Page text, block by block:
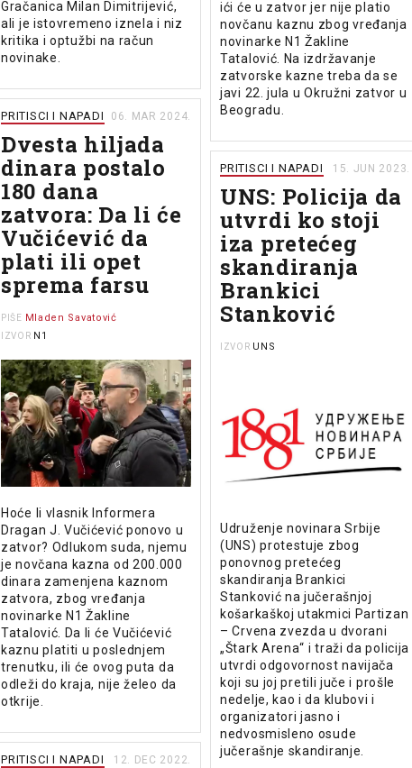
Gračanica Milan Dimitrijević,
ali je istovremeno iznela i niz
kritika i optužbi na račun
novinake.
ići će u zatvor jer nije platio
novčanu kaznu zbog vređanja
novinarke N1 Žakline
Tatalović. Na izdržavanje
zatvorske kazne treba da se
javi 22. jula u Okružni zatvor u
Beogradu.
PRITISCI I NAPADI 06. MAR 2024.
Dvesta hiljada
dinara postalo
180 dana
zatvora: Da li će
Vučićević da
plati ili opet
sprema farsu
PIŠE Mladen Savatović
IZVOR N1
Hoće li vlasnik Informera
Dragan J. Vučićević ponovo u
zatvor? Odlukom suda, njemu
je novčana kazna od 200.000
dinara zamenjena kaznom
zatvora, zbog vređanja
novinarke N1 Žakline
Tatalović. Da li će Vučićević
kaznu platiti u poslednjem
trenutku, ili će ovog puta da
odleži do kraja, nije želeo da
otkrije.
PRITISCI I NAPADI 15. JUN 2023.
UNS: Policija da
utvrdi ko stoji
iza pretećeg
skandiranja
Brankici
Stanković
IZVOR UNS
Udruženje novinara Srbije
(UNS) protestuje zbog
ponovnog pretećeg
skandiranja Brankici
Stanković na jučerašnjoj
košarkaškoj utakmici Partizan
– Crvena zvezda u dvorani
„Štark Arena“ i traži da policija
utvrdi odgovornost navijača
koji su joj pretili juče i prošle
nedelje, kao i da klubovi i
organizatori jasno i
nedvosmisleno osude
jučerašnje skandiranje.
PRITISCI I NAPADI 12. DEC 2022.